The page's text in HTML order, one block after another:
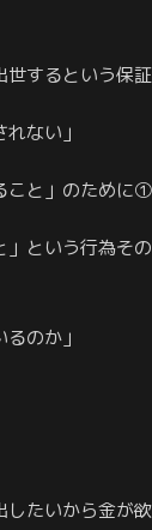
するという保証
ない」
こと」のために
という行為そ
のか」
たいから金が